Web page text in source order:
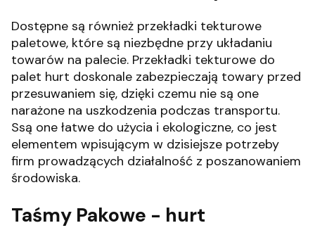
Dostępne są również przekładki tekturowe
paletowe, które są niezbędne przy układaniu
towarów na palecie. Przekładki tekturowe do
palet hurt doskonale zabezpieczają towary przed
przesuwaniem się, dzięki czemu nie są one
narażone na uszkodzenia podczas transportu.
Ssą one łatwe do użycia i ekologiczne, co jest
elementem wpisującym w dzisiejsze potrzeby
firm prowadzących działalność z poszanowaniem
środowiska.
Taśmy Pakowe - hurt